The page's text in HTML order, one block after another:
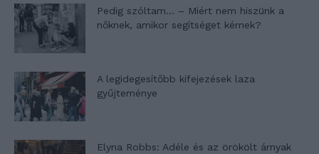
Pedig szóltam… – Miért nem hiszünk a
nőknek, amikor segítséget kérnek?
A legidegesítőbb kifejezések laza
gyűjteménye
Elyna Robbs: Adéle és az örökölt árnyak